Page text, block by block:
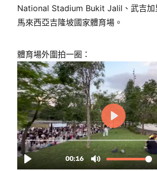
National Stadium Bukit Jalil、武吉加
馬來西亞吉隆坡國家體育場。
體育場外圍拍一圈：